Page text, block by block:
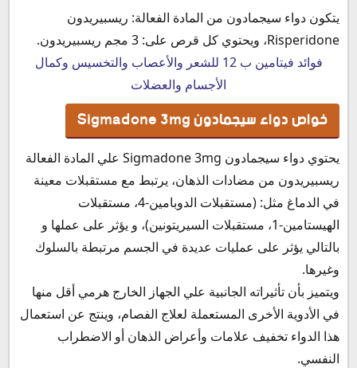
يتكون دواء سيجمادون من المادة الفعالة: ريسبيريدون
Risperidone، ويحتوي كل قرص على:
3 مجم ريسبيريدون.
فوائد فيتامين ب 12 للشعر والأعصاب والتخسيس وكمال
الأجسام والعضلات
خواص دواء سيجمادون Sigmadone 3mg
يحتوي دواء سيجمادون Sigmadone 3mg علي المادة الفعالة
ريسبيريدون من مضادات الذهان، يرتبط مع مستقبلات معينة
في الدماغ مثل: (مستقبلات الدوبامين-4، مستقبلات
الهيستامين-1، مستقبلات السيريتونين)، و يؤثر على عملها و
بالتالي يؤثر على عمليات عديدة في الجسم مرتبطة بالسلوك
وغيرها.
ويتميز بأن تأثيراته الجانبية علي الجهاز الخارج هرمي أقل منها
في الأدوية الأخرى المستعملة لعلاج الفصام، وينتج عن استعمال
هذا الدواء تخفيف علامات وأعراض الذهان أو الاضطراب
النفسي.